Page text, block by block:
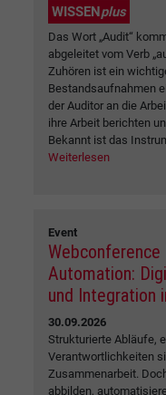
WISSENplus
Das Wort „Audit“
abgeleitet vom Verb
Zuhören ist ein
Bestandsaufnahmen
der Auditor an die
ihre Arbeit berichten
Bekannt ist das
Weiterlesen
Event
Automation:
und Integration
30.09.2026
Strukturierte Abläufe,
Verantwortlichkeiten
Zusammenarbeit.
abbilden,